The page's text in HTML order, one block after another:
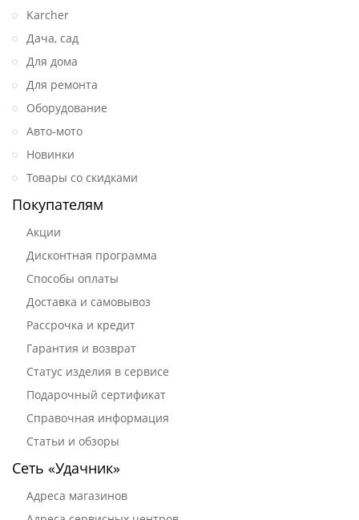
Karcher
Дача, сад
Для дома
Для ремонта
Оборудование
Авто-мото
Новинки
Товары со скидками
Покупателям
Акции
Дисконтная программа
Способы оплаты
Доставка и самовывоз
Рассрочка и кредит
Гарантия и возврат
Статус изделия в сервисе
Подарочный сертификат
Справочная информация
Статьи и обзоры
Сеть «Удачник»
Адреса магазинов